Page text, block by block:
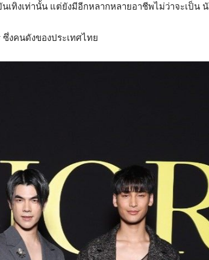
เทิงเท่านั้น แต่ยังมีอีกหลากหลายอาชีพไม่ว่าจะเป็น
งคนดังของประเทศไทย